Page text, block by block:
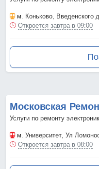
м. Коньково, Введенского
Откроется завтра в 09:00
Московская
Услуги по ремонту
м. Университет, Ул
Откроется завтра в 08:00